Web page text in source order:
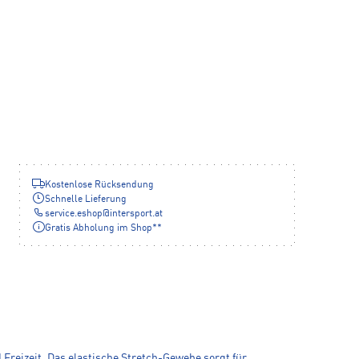
Kostenlose Rücksendung
Schnelle Lieferung
service.eshop@intersport.at
Gratis Abholung im Shop**